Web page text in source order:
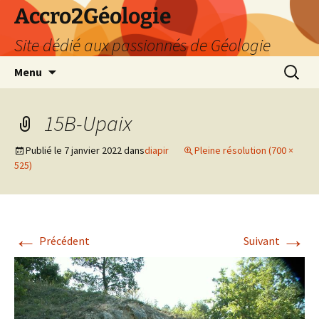
Accro2Géologie
Site dédié aux passionnés de Géologie
Menu
15B-Upaix
Publié le 7 janvier 2022dansdiapir
Pleine résolution (700 ×
525)
← Précédent Suivant →